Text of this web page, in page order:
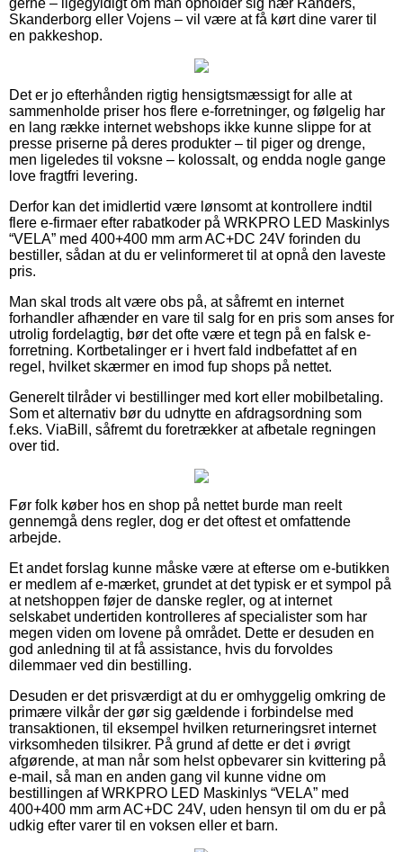
Skanderborg eller Vojens – vil være at få kørt dine varer til
en pakkeshop.
Det er jo efterhånden rigtig hensigtsmæssigt for alle at
sammenholde priser hos flere e-forretninger, og følgelig har
en lang række internet webshops ikke kunne slippe for at
presse priserne på deres produkter – til piger og drenge,
men ligeledes til voksne – kolossalt, og endda nogle gange
love fragtfri levering.
Derfor kan det imidlertid være lønsomt at kontrollere indtil
flere e-firmaer efter rabatkoder på WRKPRO LED Maskinlys
“VELA” med 400+400 mm arm AC+DC 24V forinden du
bestiller, sådan at du er velinformeret til at opnå den laveste
pris.
Man skal trods alt være obs på, at såfremt en internet
forhandler afhænder en vare til salg for en pris som anses for
utrolig fordelagtig, bør det ofte være et tegn på en falsk e-
forretning. Kortbetalinger er i hvert fald indbefattet af en
regel, hvilket skærmer en imod fup shops på nettet.
Generelt tilråder vi bestillinger med kort eller mobilbetaling.
Som et alternativ bør du udnytte en afdragsordning som
f.eks. ViaBill, såfremt du foretrækker at afbetale regningen
over tid.
Før folk køber hos en shop på nettet burde man reelt
gennemgå dens regler, dog er det oftest et omfattende
arbejde.
Et andet forslag kunne måske være at efterse om e-butikken
er medlem af e-mærket, grundet at det typisk er et sympol på
at netshoppen føjer de danske regler, og at internet
selskabet undertiden kontrolleres af specialister som har
megen viden om lovene på området. Dette er desuden en
god anledning til at få assistance, hvis du forvoldes
dilemmaer ved din bestilling.
Desuden er det prisværdigt at du er omhyggelig omkring de
primære vilkår der gør sig gældende i forbindelse med
transaktionen, til eksempel hvilken returneringsret internet
virksomheden tilsikrer. På grund af dette er det i øvrigt
afgørende, at man når som helst opbevarer sin kvittering på
e-mail, så man en anden gang vil kunne vidne om
bestillingen af WRKPRO LED Maskinlys “VELA” med
400+400 mm arm AC+DC 24V, uden hensyn til om du er på
udkig efter varer til en voksen eller et barn.